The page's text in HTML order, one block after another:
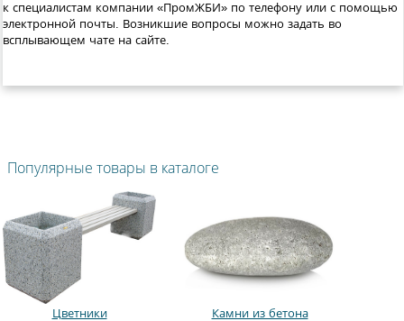
к специалистам компании «ПромЖБИ» по телефону или с помощью
электронной почты. Возникшие вопросы можно задать во
всплывающем чате на сайте.
Популярные товары в каталоге
Цветники Камни из бетона